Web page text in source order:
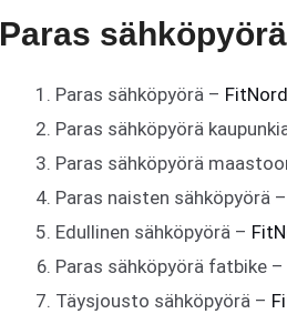
Paras
Paras sähköpyörä –
Paras sähköpyörä
Paras sähköpyörä
Paras naisten sähköpyörä –
Edullinen sähköpyörä –
Paras sähköpyörä fatbike –
Täysjousto sähköpyörä –